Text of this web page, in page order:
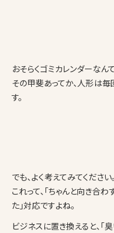
おそらくゴミカレンダーなん
その甲斐あってか、人形は
す。
でも、よく考えてみてください。
これって、「ちゃんと向き合
た」対応ですよね。
ビジネスに置き換えると、「